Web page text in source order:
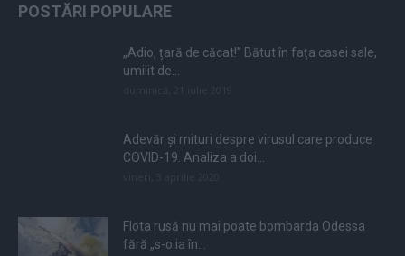
POSTĂRI POPULARE
„Adio, țară de căcat!” Bătut în fața casei sale,
umilit de...
Adevăr și mituri despre virusul care produce
COVID-19. Analiza a doi...
Flota rusă nu mai poate bombarda Odessa
fără „s-o ia în...